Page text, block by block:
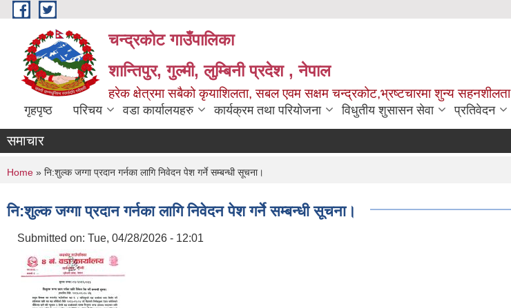
Skip to main content
चन्द्रकोट गाउँपालिका
शान्तिपुर, गुल्मी, लुम्बिनी प्रदेश , नेपाल
हरेक क्षेत्रमा सबैको कृयाशिलता, सबल एवम सक्षम चन्द्रकोट,भ्रष्टचारमा शुन्य सहनशीलता
गृहपृष्ठ परिचय वडा कार्यालयहरु कार्यक्रम तथा परियोजना विधुतीय शुसासन सेवा प्रतिवेदन
समाचार
You are here
Home » नि:शुल्क जग्गा प्रदान गर्नका लागि निवेदन पेश गर्ने सम्बन्धी सूचना।
नि:शुल्क जग्गा प्रदान गर्नका लागि निवेदन पेश गर्ने सम्बन्धी सूचना।
Submitted on: Tue, 04/28/2026 - 12:01